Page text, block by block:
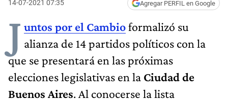
14-07-2021 07:35 Agregar PERFIL en Google
J untos por el Cambioformalizó su
alianza de 14 partidos políticos con la
que se presentará en las próximas
elecciones legislativas en la Ciudad de
Buenos Aires. Al conocerse la lista